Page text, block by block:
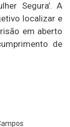
Segura’. A
localizar e
em aberto
de